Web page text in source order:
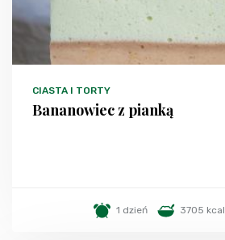
CIASTA I TORTY
Bananowiec z pianką
1 dzień 3705 kcal